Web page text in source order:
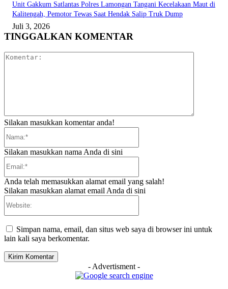
Unit Gakkum Satlantas Polres Lamongan Tangani Kecelakaan Maut di
Kalitengah, Pemotor Tewas Saat Hendak Salip Truk Dump
Juli 3, 2026
TINGGALKAN KOMENTAR
Silakan masukkan komentar anda!
Silakan masukkan nama Anda di sini
Anda telah memasukkan alamat email yang salah!
Silakan masukkan alamat email Anda di sini
Simpan nama, email, dan situs web saya di browser ini untuk
lain kali saya berkomentar.
- Advertisment -